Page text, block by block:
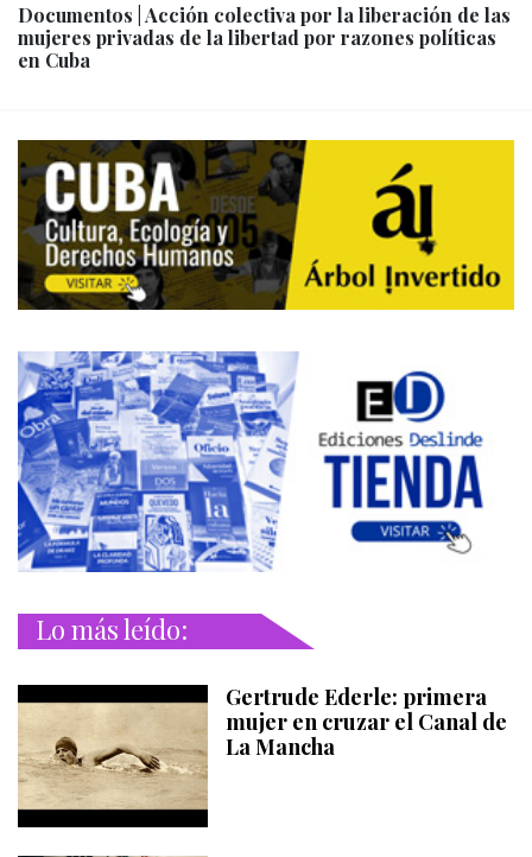
Documentos | Acción colectiva por la liberación de las
mujeres privadas de la libertad por razones políticas
en Cuba
Lo más leído:
Gertrude Ederle: primera
mujer en cruzar el Canal de
La Mancha